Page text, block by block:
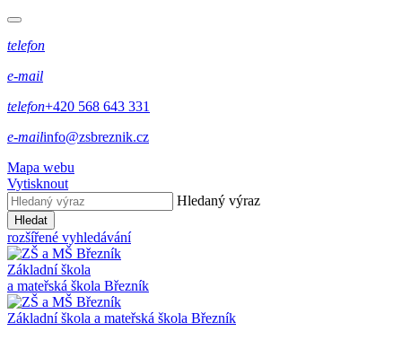
telefon
e-mail
telefon+420 568 643 331
e-mailinfo@zsbreznik.cz
Mapa webu
Vytisknout
Hledaný výraz
Hledat
rozšířené vyhledávání
Základní škola
a mateřská škola Březník
Základní škola a mateřská škola Březník